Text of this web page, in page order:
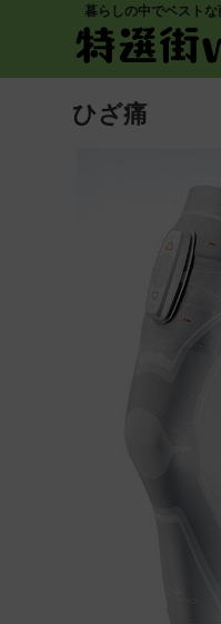
暮らしの中でベスト
ひざ痛